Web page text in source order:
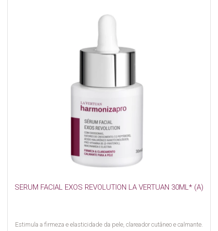
SERUM FACIAL EXOS REVOLUTION LA VERTUAN 30ML* (A)
Estimula a firmeza e elasticidade da pele, clareador cutâneo e calmante.